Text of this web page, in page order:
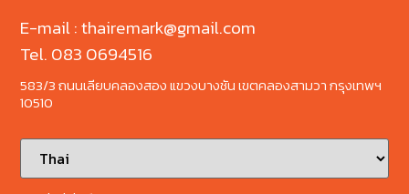
E-mail : thairemark@gmail.com
Tel. 083 0694516
583/3 ถนนเลียบคลองสอง แขวงบางชัน เขตคลองสามวา กรุงเทพฯ
10510